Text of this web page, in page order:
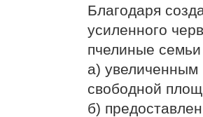
Благодаря
усиленного
пчелиные
а)
свободной
б)